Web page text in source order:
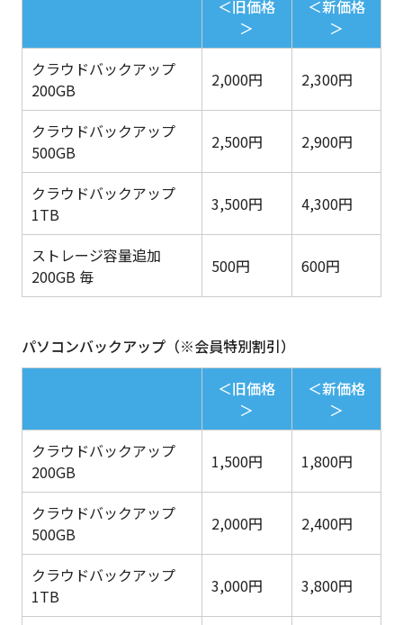
＜旧価格
＞
＜新価格
＞
クラウドバックアップ
200GB
2,000円 2,300円
クラウドバックアップ
500GB
2,500円 2,900円
クラウドバックアップ
1TB
3,500円 4,300円
ストレージ容量追加
200GB 毎
500円 600円
パソコンバックアップ（※会員特別割引）
＜旧価格
＞
＜新価格
＞
クラウドバックアップ
200GB
1,500円 1,800円
クラウドバックアップ
500GB
2,000円 2,400円
クラウドバックアップ
1TB
3,000円 3,800円